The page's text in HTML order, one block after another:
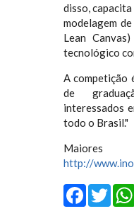
disso,
modelagem
Lean
tecnológico
A competição
de
interessados
todo o Brasil."
http://